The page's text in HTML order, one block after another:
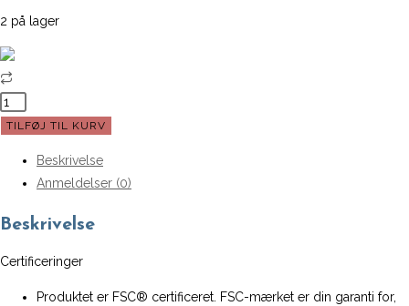
2 på lager
Puslespilskalender
fra
brikker
TILFØJ TIL KURV
Beskrivelse
Anmeldelser (0)
Beskrivelse
Certificeringer
Produktet er FSC® certificeret. FSC-mærket er din garanti for,